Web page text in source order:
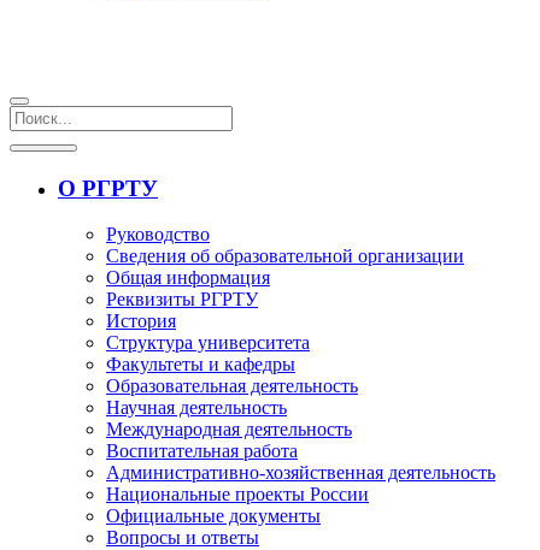
О РГРТУ
Руководство
Сведения об образовательной организации
Общая информация
Реквизиты РГРТУ
История
Структура университета
Факультеты и кафедры
Образовательная деятельность
Научная деятельность
Международная деятельность
Воспитательная работа
Административно-хозяйственная деятельность
Национальные проекты России
Официальные документы
Вопросы и ответы